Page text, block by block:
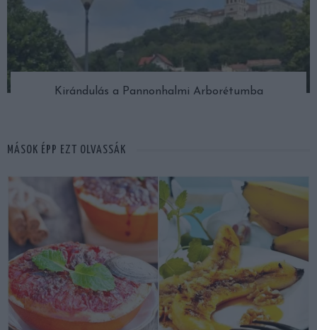
Kirándulás a Pannonhalmi Arborétumba
MÁSOK ÉPP EZT OLVASSÁK